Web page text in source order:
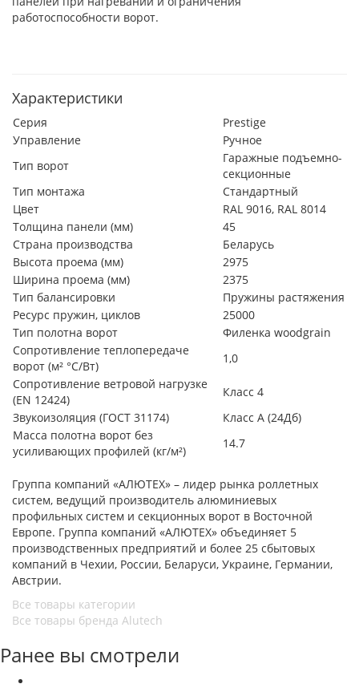
работоспособности ворот.
Характеристики
Серия
Prestige
Управление
Ручное
Тип ворот
Гаражные подъемно-
секционные
Тип монтажа
Стандартный
Цвет
RAL 9016, RAL 8014
Толщина панели (мм)
45
Страна производства
Беларусь
Высота проема (мм)
2975
Ширина проема (мм)
2375
Тип балансировки
Пружины растяжения
Ресурс пружин, циклов
25000
Тип полотна ворот
Филенка woodgrain
Сопротивление теплопередаче
ворот (м² °С/Вт)
1,0
Сопротивление ветровой нагрузке
(EN 12424)
Класс 4
Звукоизоляция (ГОСТ 31174)
Класс А (24Дб)
Масса полотна ворот без
усиливающих профилей (кг/м²)
14.7
Группа компаний «АЛЮТЕХ» – лидер рынка роллетных
систем, ведущий производитель алюминиевых
профильных систем и секционных ворот в Восточной
Европе. Группа компаний «АЛЮТЕХ» объединяет 5
производственных предприятий и более 25 сбытовых
компаний в Чехии, России, Беларуси, Украине, Германии,
Австрии.
Все товары категории
Все товары бренда Alutech
Ранее вы смотрели